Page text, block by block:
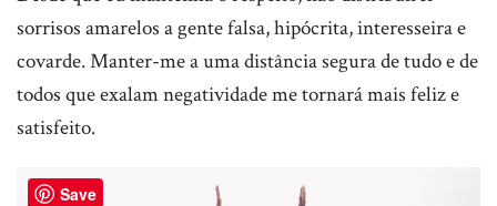
sorrisos amarelos a gente falsa, hipócrita, interesseira e
covarde. Manter-me a uma distância segura de tudo e de
todos que exalam negatividade me tornará mais feliz e
satisfeito.
Save